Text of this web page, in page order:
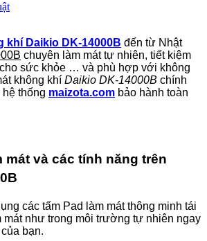
khí Daikio DK-14000B đến từ Nhật
chuyên làm mát tự nhiên, tiết kiệm
sức khỏe … và phù hợp với không
không khí Daikio DK-14000B chính
thống maizota.com bảo hành toàn
mát và các tính năng trên
các tấm Pad làm mát thông minh tái
mát như trong môi trường tự nhiên ngay
bạn.